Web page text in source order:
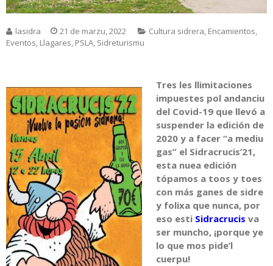
lasidra 21 de marzu, 2022 Cultura sidrera, Encamientos,
Eventos, Llagares, PSLA, Sidreturismu
Tres les llimitaciones
impuestes pol andanciu
del Covid-19 que llevó a
suspender la edición de
2020 y a facer “a mediu
gas” el Sidracrucis’21,
esta nuea edición
tópamos a toos y toes
con más ganes de sidre
y folixa que nunca, por
eso esti Sidracrucis va
ser muncho, ¡porque ye
lo que mos pide’l
cuerpu!